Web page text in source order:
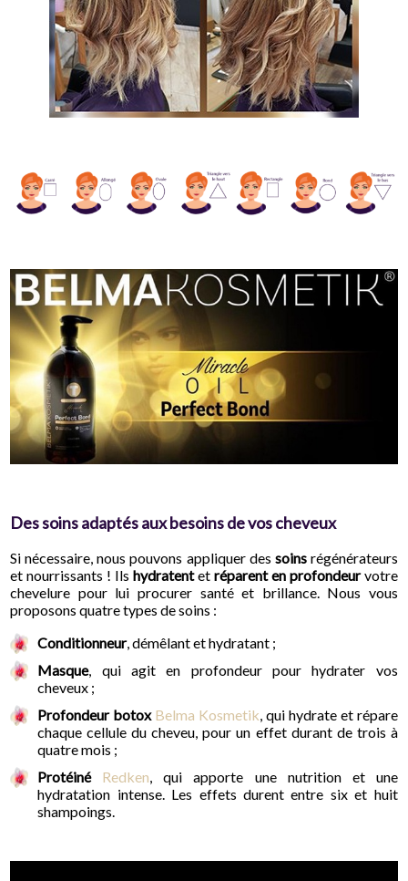
Des soins adaptés aux besoins de vos cheveux
Si nécessaire, nous pouvons appliquer des soinsrégénérateurs
et nourrissants ! Ilshydratentet réparent en profondeurvotre
chevelure pour lui procurer santé et brillance. Nous vous
proposons quatre types de soins :
Conditionneur, démêlant et hydratant ;
Masque, qui agit en profondeur pour hydrater vos
cheveux ;
Profondeur botox Belma Kosmetik, qui hydrate et répare
chaque cellule du cheveu, pour un effet durant de trois à
quatre mois ;
Protéiné
Redken, qui apporte une nutrition et une
hydratation intense. Les effets durent entre six et huit
shampoings.